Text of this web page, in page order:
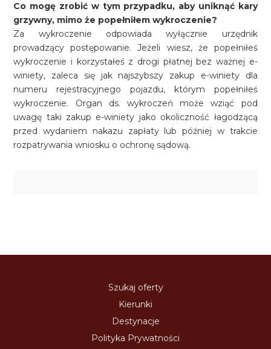
Co mogę zrobić w tym przypadku, aby uniknąć kary
grzywny, mimo że popełniłem wykroczenie?
Za wykroczenie odpowiada wyłącznie urzędnik
prowadzący postępowanie. Jeżeli wiesz, że popełniłeś
wykroczenie i korzystałeś z drogi płatnej bez ważnej e-
winiety, zaleca się jak najszybszy zakup e-winiety dla
numeru rejestracyjnego pojazdu, którym popełniłeś
wykroczenie. Organ ds. wykroczeń może wziąć pod
uwagę taki zakup e-winiety jako okoliczność łagodzącą
przed wydaniem nakazu zapłaty lub później w trakcie
rozpatrywania wniosku o ochronę sądową.
Szukaj oferty
Kierunki
Destynacje
Polityka Prywatności